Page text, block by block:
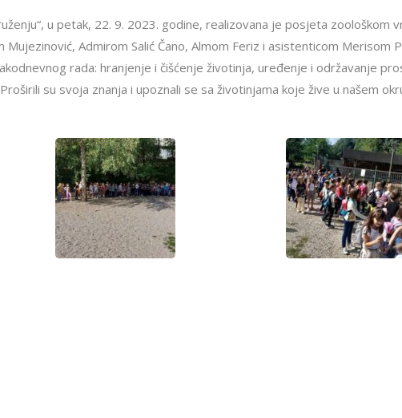
u petak, 22. 9. 2023. godine, realizovana je posjeta zoološkom
Mujezinović, Admirom Salić Čano, Almom Feriz i asistenticom
rada: hranjenje i čišćenje životinja, uređenje i održavanje
su svoja znanja i upoznali se sa životinjama koje žive u našem